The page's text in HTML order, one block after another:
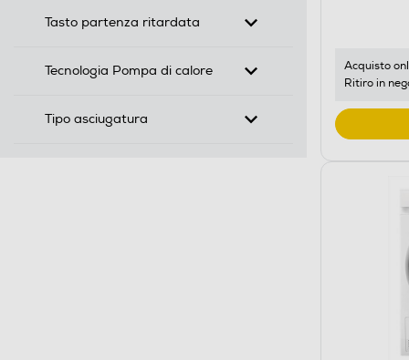
Tasto partenza ritardata
Tecnologia Pompa di calore
Tipo asciugatura
di
Youreko.
Acquisto
Ritiro in